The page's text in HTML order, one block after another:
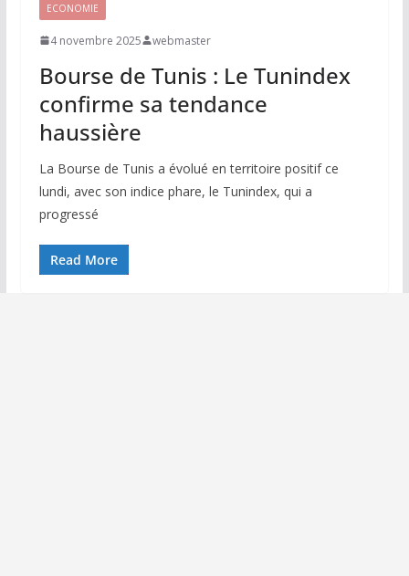
ECONOMIE
4 novembre 2025 webmaster
Bourse de Tunis : Le Tunindex
confirme sa tendance
haussière
La Bourse de Tunis a évolué en territoire positif ce
lundi, avec son indice phare, le Tunindex, qui a
progressé
Read More